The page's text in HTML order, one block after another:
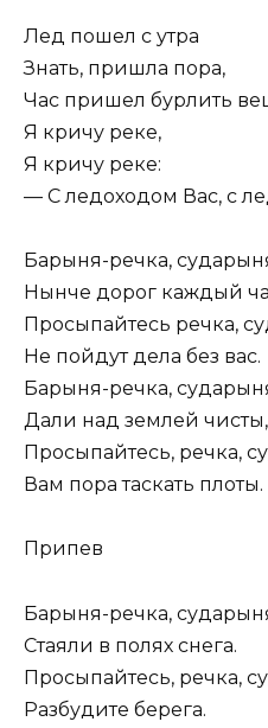
Лед пошел с утра
Знать, пришла пора,
Час пришел бурлить
Я кричу реке,
Я кричу реке:
— С ледоходом Вас, с
Барыня-речка,
Нынче дорог каждый
Просыпайтесь речка,
Не пойдут дела без вас.
Барыня-речка,
Дали над землей чисты,
Просыпайтесь, речка,
Вам пора таскать плоты.
Припев
Барыня-речка,
Стаяли в полях снега.
Просыпайтесь, речка,
Разбудите берега.